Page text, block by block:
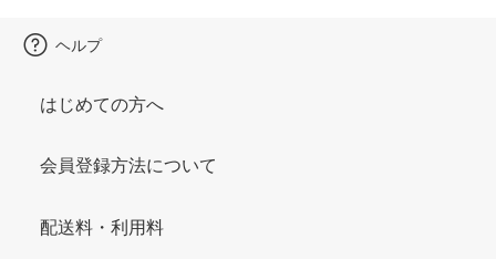
ヘルプ
はじめての方へ
会員登録方法について
配送料・利用料